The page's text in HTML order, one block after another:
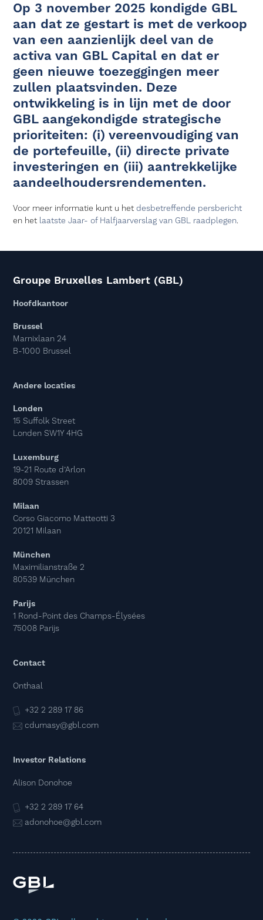
Op 3 november 2025 kondigde GBL
aan dat ze gestart is met de verkoop
van een aanzienlijk deel van de
activa van GBL Capital en dat er
geen nieuwe toezeggingen meer
zullen plaatsvinden. Deze
ontwikkeling is in lijn met de door
GBL aangekondigde strategische
prioriteiten: (i) vereenvoudiging van
de portefeuille, (ii) directe private
investeringen en (iii) aantrekkelijke
aandeelhoudersrendementen.
Voor meer informatie kunt u hetdesbetreffende persbericht
en het laatste Jaar- of Halfjaarverslag van GBL raadplegen.
Groupe Bruxelles Lambert (GBL)
Hoofdkantoor
Brussel
Marnixlaan 24
B-1000 Brussel
Andere locaties
Londen
15 Suffolk Street
Londen SW1Y 4HG
Luxemburg
19-21 Route d’Arlon
8009 Strassen
Milaan
Corso Giacomo Matteotti 3
20121 Milaan
München
Maximilianstraße 2
80539 München
Parijs
1 Rond-Point des Champs-Élysées
75008 Parijs
Contact
Onthaal
+32 2 289 17 86
cdumasy@gbl.com
Investor Relations
Alison Donohoe
+32 2 289 17 64
adonohoe@gbl.com